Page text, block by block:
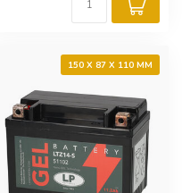
150 X 87 X 110 MM